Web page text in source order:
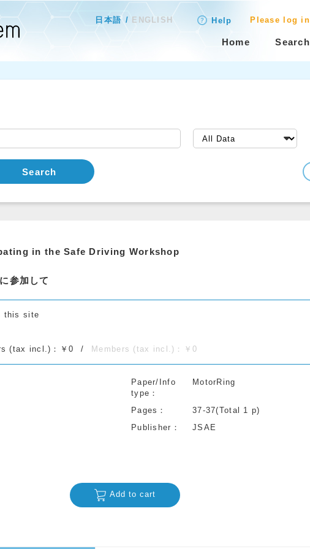
日本語 ENGLISH Help Please log in
Home Search
Search
in the Safe Driving Workshop
参加して
this site
(tax incl.)：￥0 Members (tax incl.)：￥0
Paper/Info
type
MotorRing
Pages
37-37(Total 1 p)
Publisher JSAE
Add to cart